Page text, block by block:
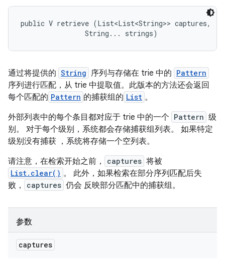
public V retrieve (List<List<String>> captures,
                String... strings)
通过将提供的 String 序列与存储在 trie 中的 Pattern
序列进行匹配，从 trie 中提取值。此版本的方法还会返回
每个匹配的 Pattern 的捕获组的 List 。
外部列表中的每个条目都对应于 trie 中的一个 Pattern 级
别。 对于每个级别，系统都会存储捕获组列表。 如果特定
级别没有捕获 ，系统将存储一个空列表。
请注意，在检索开始之前，
captures 将被
List.clear() 。 此外，如果检索在部分序列匹配后失
败，
captures 仍会 反映部分匹配中的捕获组。
参数
captures